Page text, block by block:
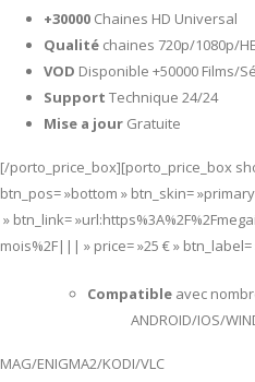
+30000 Chaines HD Universal
Qualité chaines 720p/1080p/
VOD Disponible +50000 Films/
Support Technique 24/24
Mise a jour Gratuite
[/porto_price_box][porto_price_box
btn_pos= »bottom » btn_skin= »primary
» btn_link=
mois%2F||| » price= »25 € »
Compatible avec
ANDROID/IOS/
MAG/ENIGMA2/KODI/VLC